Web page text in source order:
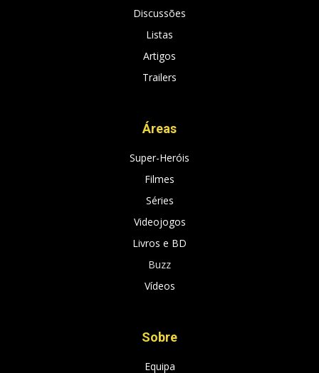
Discussões
Listas
Artigos
Trailers
Áreas
Super-Heróis
Filmes
Séries
Videojogos
Livros e BD
Buzz
Vídeos
Sobre
Equipa